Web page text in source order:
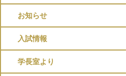
お知らせ
入試情報
学長室より